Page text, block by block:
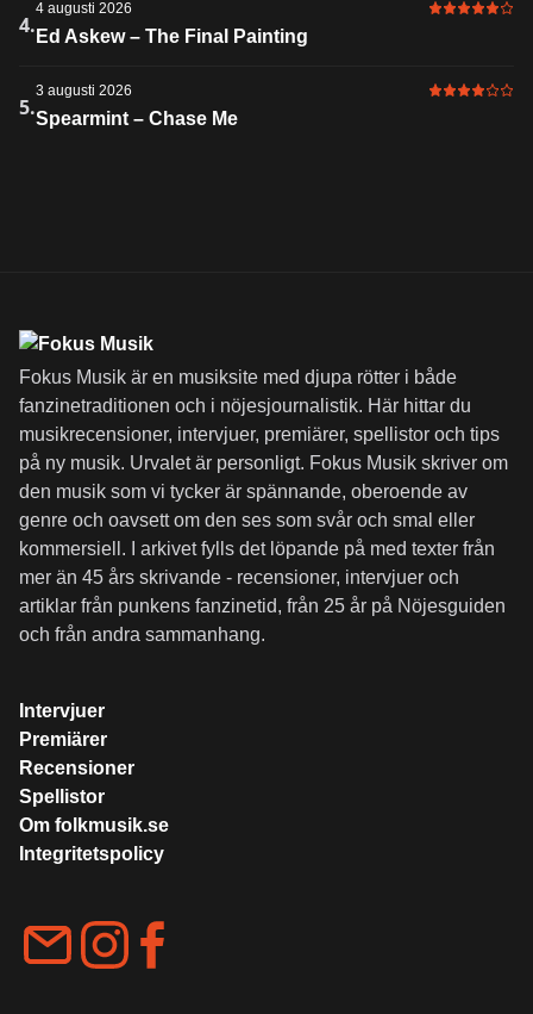
4.
4 augusti 2026 5 av 6 i
Ed Askew – The Final Painting
5.
3 augusti 2026 4 av 6 i
Spearmint – Chase Me
Fokus Musik är en musiksite med djupa rötter i både
fanzinetraditionen och i nöjesjournalistik. Här hittar du
musikrecensioner, intervjuer, premiärer, spellistor och tips
på ny musik. Urvalet är personligt. Fokus Musik skriver om
den musik som vi tycker är spännande, oberoende av
genre och oavsett om den ses som svår och smal eller
kommersiell. I arkivet fylls det löpande på med texter från
mer än 45 års skrivande - recensioner, intervjuer och
artiklar från punkens fanzinetid, från 25 år på Nöjesguiden
och från andra sammanhang.
Intervjuer
Premiärer
Recensioner
Spellistor
Om folkmusik.se
Integritetspolicy